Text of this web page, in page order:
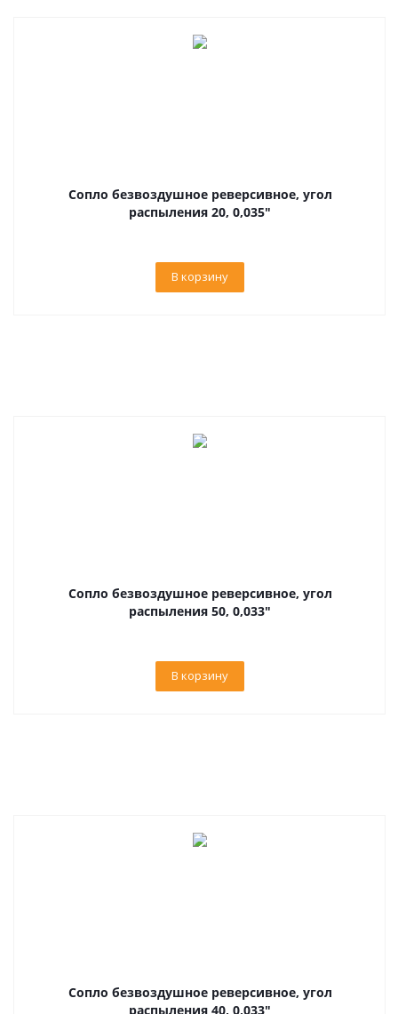
Сопло безвоздушное реверсивное, угол
распыления 20, 0,035"
В корзину
Сопло безвоздушное реверсивное, угол
распыления 50, 0,033"
В корзину
Сопло безвоздушное реверсивное, угол
распыления 40, 0,033"